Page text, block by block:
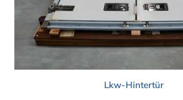
Lkw-Hintertür